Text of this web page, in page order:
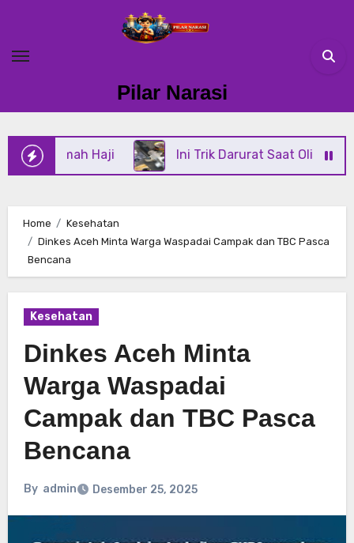
content
Pilar Narasi
Haji Ini Trik Darurat Saat Oli Power Steering Di
Home
Kesehatan
Dinkes Aceh Minta Warga Waspadai Campak dan TBC Pasca
Bencana
Kesehatan
Dinkes Aceh Minta
Warga Waspadai
Campak dan TBC Pasca
Bencana
By admin Desember 25, 2025